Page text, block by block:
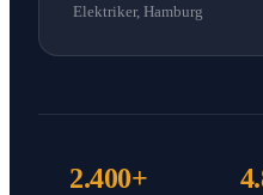
Elektriker, Hamburg
2.400+